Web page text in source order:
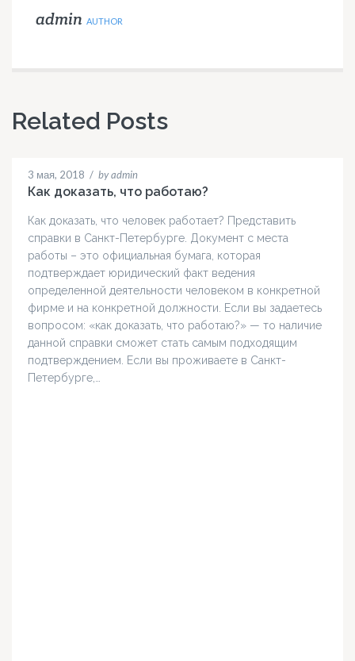
admin AUTHOR
Related Posts
3 мая, 2018 / by admin
Как доказать, что работаю?
Как доказать, что человек работает? Представить
справки в Санкт-Петербурге. Документ с места
работы – это официальная бумага, которая
подтверждает юридический факт ведения
определенной деятельности человеком в конкретной
фирме и на конкретной должности. Если вы задаетесь
вопросом: «как доказать, что работаю?» — то наличие
данной справки сможет стать самым подходящим
подтверждением. Если вы проживаете в Санкт-
Петербурге,…